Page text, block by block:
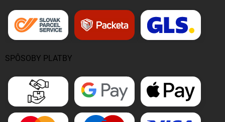
SPÔSOBY PLATBY